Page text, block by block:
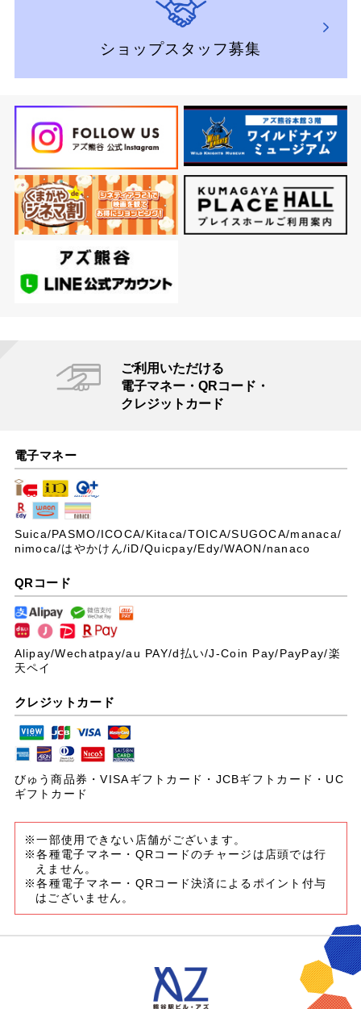
ショップスタッフ募集
ご利用いただける
電子マネー・QRコード・
クレジットカード
電子マネー
Suica/PASMO/ICOCA/Kitaca/TOICA/SUGOCA/manaca/
nimoca/はやかけん/iD/Quicpay/Edy/WAON/nanaco
QRコード
Alipay/Wechatpay/au PAY/d払い/J-Coin Pay/PayPay/楽
天ペイ
クレジットカード
びゅう商品券・VISAギフトカード・JCBギフトカード・UC
ギフトカード
※一部使用できない店舗がございます。
※各種電子マネー・QRコードのチャージは店頭では行
えません。
※各種電子マネー・QRコード決済によるポイント付与
はございません。